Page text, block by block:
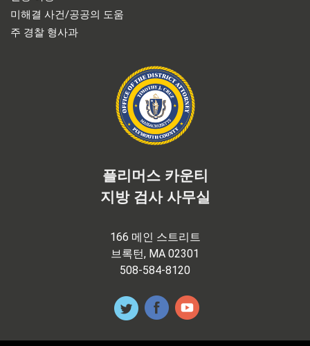
미해결 사건/공공의 도움
주 경찰 형사과
플리머스 카운티
지방 검사 사무실
166 메인 스트리트
브록턴, MA 02301
508-584-8120